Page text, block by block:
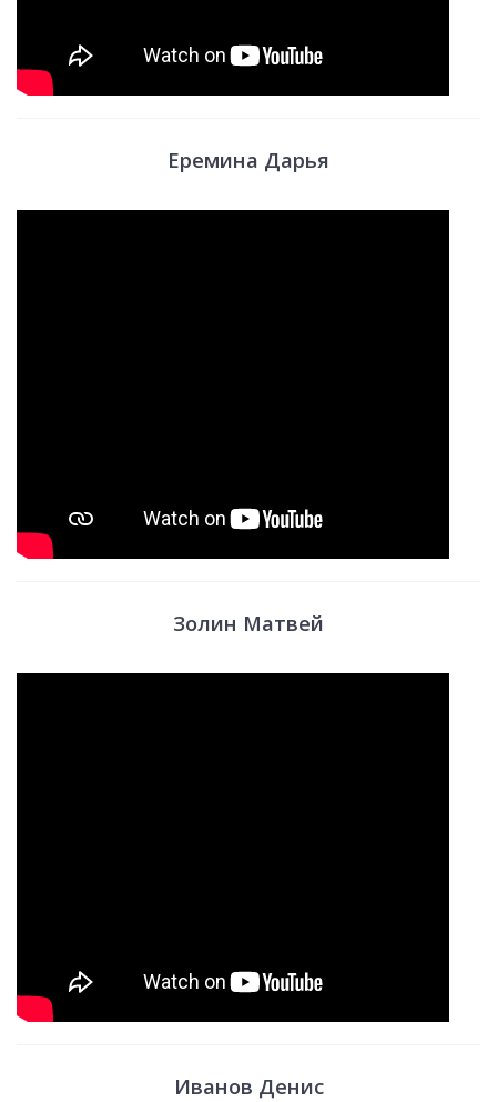
Еремина Дарья
Золин Матвей
Иванов Денис